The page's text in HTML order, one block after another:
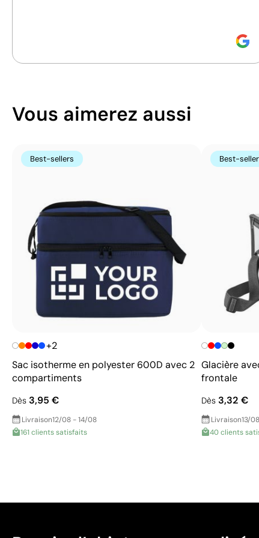
Vous aimerez aussi
Best-sellers
+2
Sac isotherme en polyester 600D avec 2
compartiments
Dès 3,95 €
Livraison12/08 - 14/08
161 clients satisfaits
Best-
Glacière
frontale
Dès3,32 €
Livraison13/
40 clients